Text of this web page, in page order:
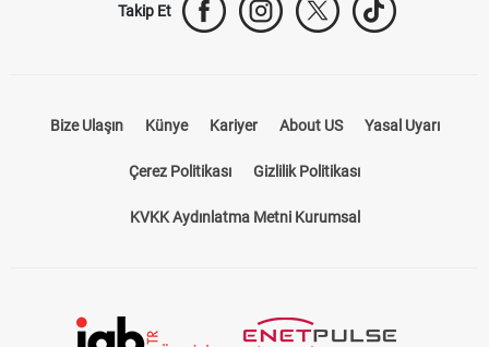
Takip Et
Bize Ulaşın Künye Kariyer About US Yasal Uyarı
Çerez Politikası Gizlilik Politikası
KVKK Aydınlatma Metni Kurumsal